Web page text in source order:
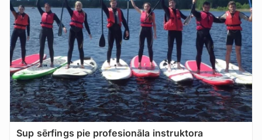
Sup sērfings pie profesionāla instruktora